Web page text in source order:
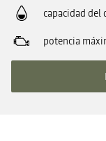
capacidad del
potencia